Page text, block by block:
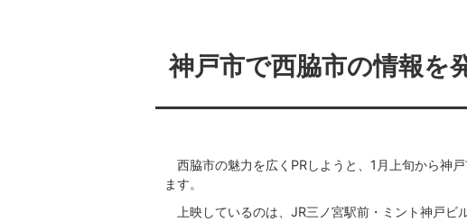
神戸市で西脇市の情報を
西脇市の魅力を広くPRしようと、1月上旬から神
ます。
上映しているのは、JR三ノ宮駅前・ミント神戸ビ